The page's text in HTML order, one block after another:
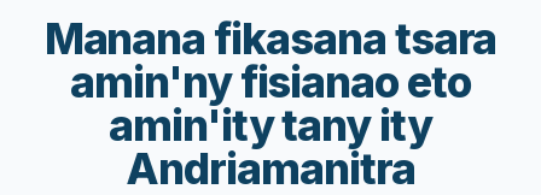
Manana fikasana tsara
amin'ny fisianao eto
amin'ity tany ity
Andriamanitra